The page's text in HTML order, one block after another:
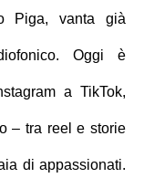
Piga, vanta già
Oggi è
a TikTok,
– tra reel e storie
di appassionati.